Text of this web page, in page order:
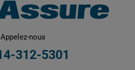
Appelez-nous
312-5301